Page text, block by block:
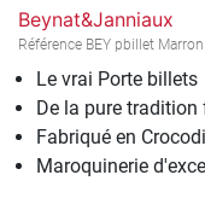
Beynat&Janniaux
Référence BEY pbillet Marron
Le vrai Porte billets
De la pure tradition
Fabriqué en
Maroquinerie